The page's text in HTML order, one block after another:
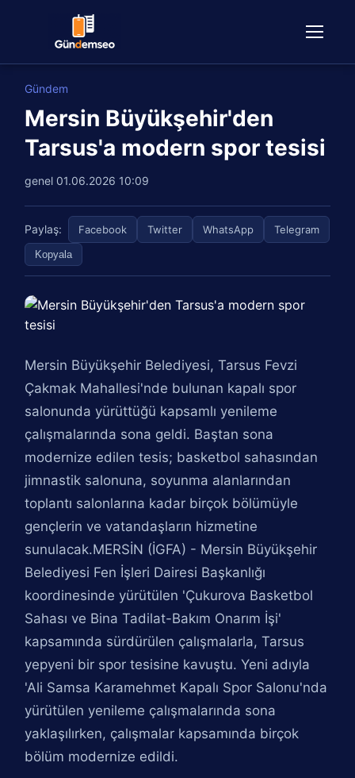
Gündem
Mersin Büyükşehir'den
Tarsus'a modern spor tesisi
genel 01.06.2026 10:09
Paylaş: Facebook Twitter WhatsApp Telegram
Kopyala
Mersin Büyükşehir Belediyesi, Tarsus Fevzi
Çakmak Mahallesi'nde bulunan kapalı spor
salonunda yürüttüğü kapsamlı yenileme
çalışmalarında sona geldi. Baştan sona
modernize edilen tesis; basketbol sahasından
jimnastik salonuna, soyunma alanlarından
toplantı salonlarına kadar birçok bölümüyle
gençlerin ve vatandaşların hizmetine
sunulacak.MERSİN (İGFA) - Mersin Büyükşehir
Belediyesi Fen İşleri Dairesi Başkanlığı
koordinesinde yürütülen 'Çukurova Basketbol
Sahası ve Bina Tadilat-Bakım Onarım İşi'
kapsamında sürdürülen çalışmalarla, Tarsus
yepyeni bir spor tesisine kavuştu. Yeni adıyla
'Ali Samsa Karamehmet Kapalı Spor Salonu'nda
yürütülen yenileme çalışmalarında sona
yaklaşılırken, çalışmalar kapsamında birçok
bölüm modernize edildi.